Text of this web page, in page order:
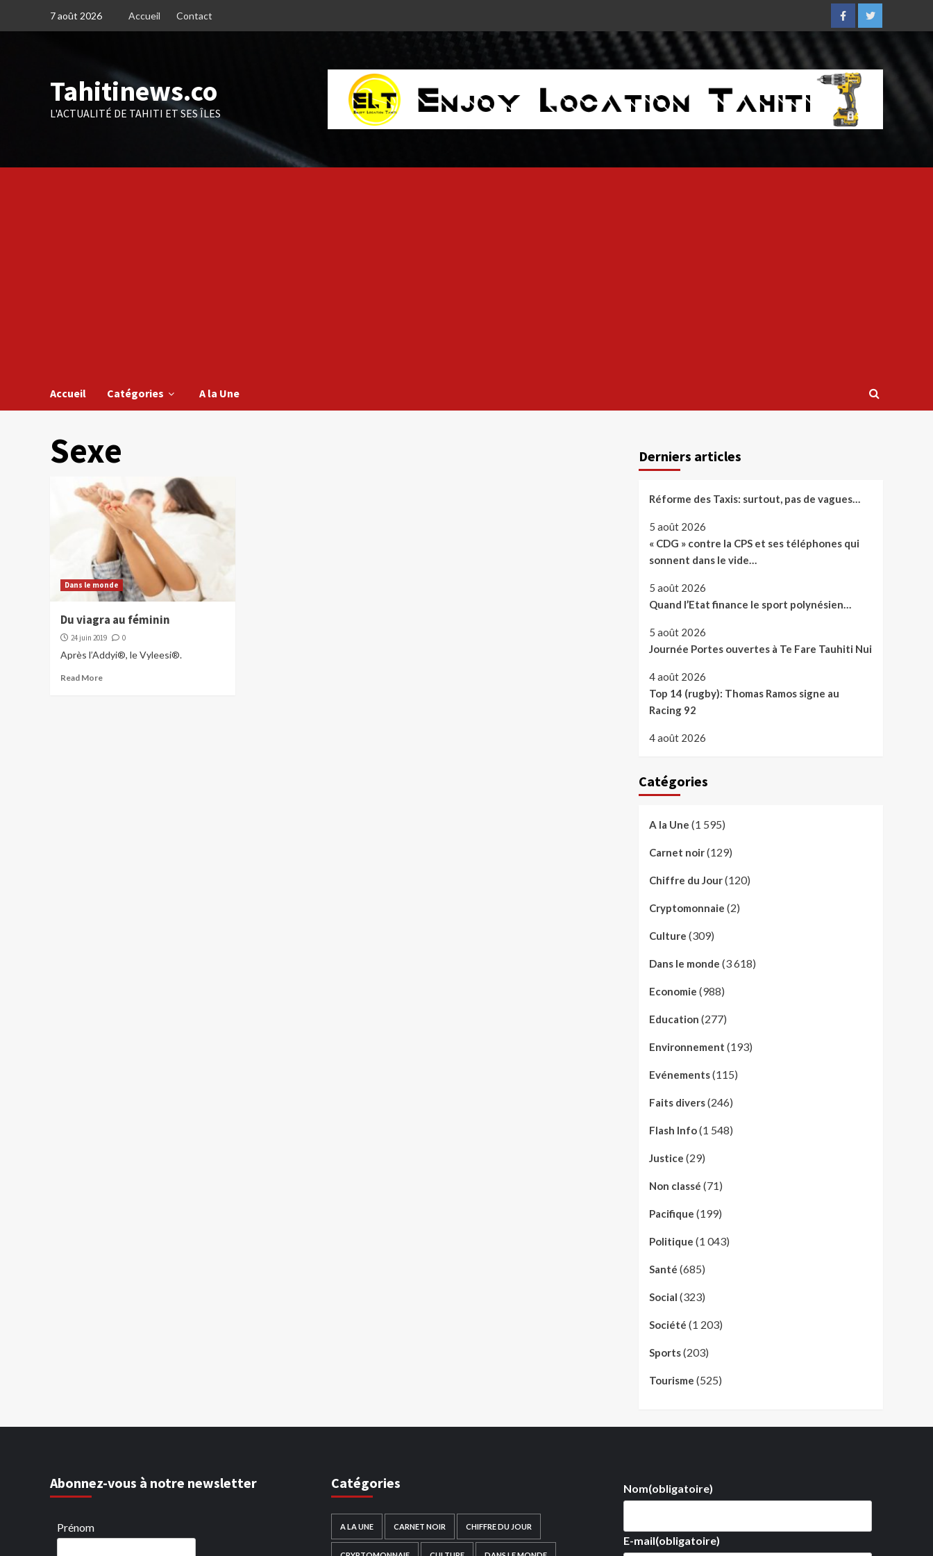
7 août 2026 Accueil Contact
FacebookTwitter
Tahitinews.co
L'ACTUALITÉ DE TAHITI ET SES ÎLES
Accueil Catégories A la Une
Sexe
Dans le monde
Du viagra au féminin
24 juin 2019 0
Après l’Addyi®, le Vyleesi®.
Read More
Derniers articles
Réforme des Taxis: surtout, pas de vagues…
5 août 2026
« CDG » contre la CPS et ses téléphones qui
sonnent dans le vide…
5 août 2026
Quand l’Etat finance le sport polynésien…
5 août 2026
Journée Portes ouvertes à Te Fare Tauhiti Nui
4 août 2026
Top 14 (rugby): Thomas Ramos signe au
Racing 92
4 août 2026
Catégories
A la Une (1 595)
Carnet noir(129)
Chiffre du Jour(120)
Cryptomonnaie (2)
Culture (309)
Dans le monde (3 618)
Economie (988)
Education (277)
Environnement (193)
Evénements(115)
Faits divers(246)
Flash Info(1 548)
Justice (29)
Non classé (71)
Pacifique (199)
Politique (1 043)
Santé (685)
Social (323)
Société (1 203)
Sports(203)
Tourisme (525)
Abonnez-vous à notre newsletter
Prénom
Catégories
A LA UNE CARNET NOIR CHIFFRE DU JOUR
Nom(obligatoire)
E-mail(obligatoire)